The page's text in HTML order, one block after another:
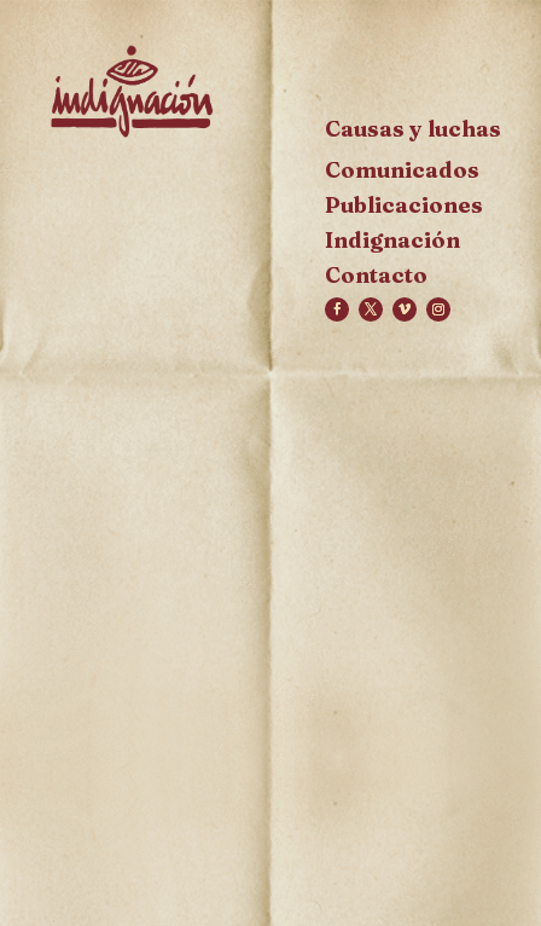
Causas y luchas
Comunicados
Publicaciones
Indignación
Contacto